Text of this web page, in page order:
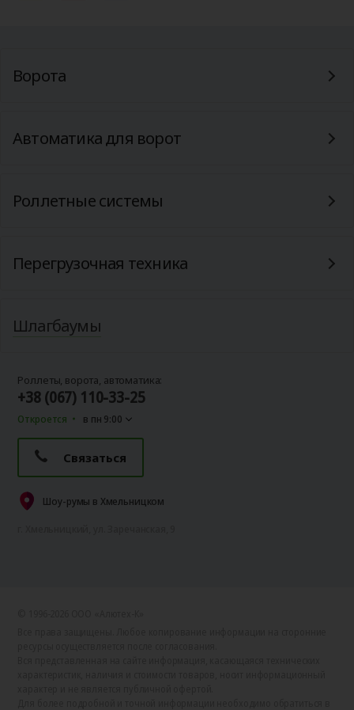
Ворота
Автоматика для ворот
Роллетные системы
Перегрузочная техника
Шлагбаумы
Роллеты, ворота, автоматика:
+38 (067) 110-33-25
Откроется в пн 9:00
Связаться
Шоу-румы в Хмельницком